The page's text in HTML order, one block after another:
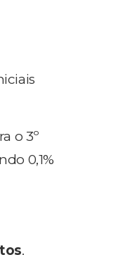
o 3º
0,1%
.